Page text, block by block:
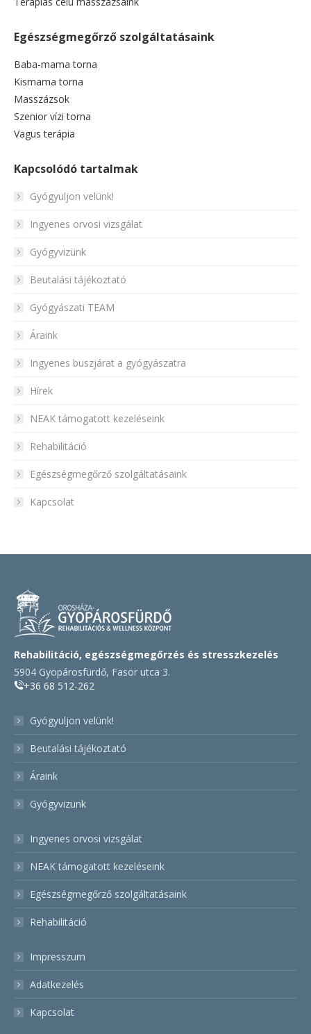
Egészségmegőrző szolgáltatásaink
Baba-mama torna
Kismama torna
Masszázsok
Szenior vízi torna
Vagus terápia
Kapcsolódó tartalmak
Gyógyuljon velünk!
Ingyenes orvosi vizsgálat
Gyógyvizünk
Beutalási tájékoztató
Gyógyászati TEAM
Áraink
Ingyenes buszjárat a gyógyászatra
Hírek
NEAK támogatott kezeléseink
Rehabilitáció
Egészségmegőrző szolgáltatásaink
Kapcsolat
Rehabilitáció, egészségmegőrzés és stresszkezelés
5904 Gyopárosfürdő, Fasor utca 3.
+36 68 512-262
Gyógyuljon velünk!
Beutalási tájékoztató
Áraink
Gyógyvizünk
Ingyenes orvosi vizsgálat
NEAK támogatott kezeléseink
Egészségmegőrző szolgáltatásaink
Rehabilitáció
Impresszum
Adatkezelés
Kapcsolat